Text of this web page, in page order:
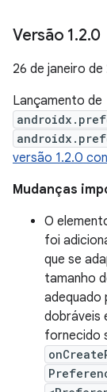
Versão 1.2.0
26 de janeiro
Lançamento de
versão 1.2.0
Mudanças
O
foi
que se
tamanho
adequado
dobráveis
fornecido